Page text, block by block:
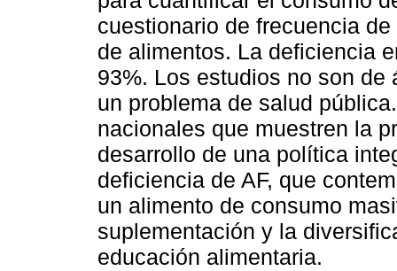
cuestionario de frecuencia
de alimentos. La deficiencia
93%. Los estudios no son
un problema de salud
nacionales que muestren la
desarrollo de una política
deficiencia de AF, que
un alimento de consumo
suplementación y la
educación alimentaria.